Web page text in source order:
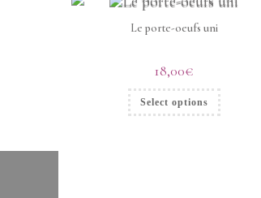
Le porte-oeufs uni
18,00€
Select options